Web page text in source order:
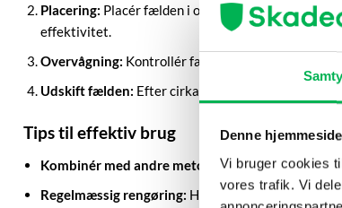
Denne
Vi bruger cookies
vores trafik. Vi
Placering: Placér fælden i områder, hvor du
effektivitet.
Overvågning: Kontrollér fælden regelmæssigt.
Udskift fælden: Efter cirka 12 uger, eller når
Tips til effektiv brug
Kombinér med andre metoder:For at maksimere
Regelmæssig rengøring: Hold spisekammer og